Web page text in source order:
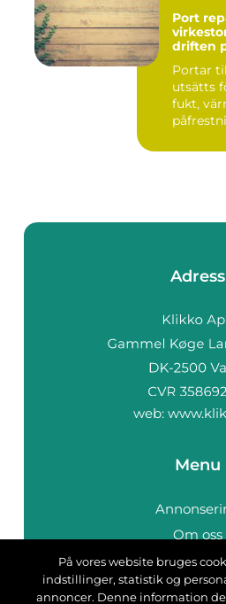
Port
virkestorkar
driften
Portar
utsätts
fukt,
Adress
web:
Menu
Om oss
Cookies
Kontakta
På vores website bruges
indstillinger, statistik og
annoncer. Denne information